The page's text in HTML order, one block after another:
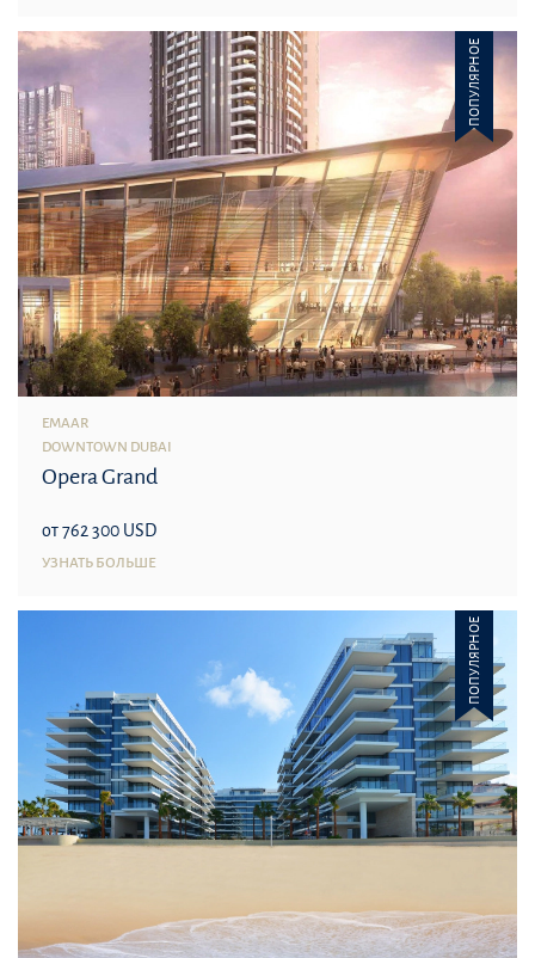
ПОПУЛЯРНОЕ
EMAAR
DOWNTOWN DUBAI
Opera Grand
от 762 300 USD
УЗНАТЬ БОЛЬШЕ
ПОПУЛЯРНОЕ